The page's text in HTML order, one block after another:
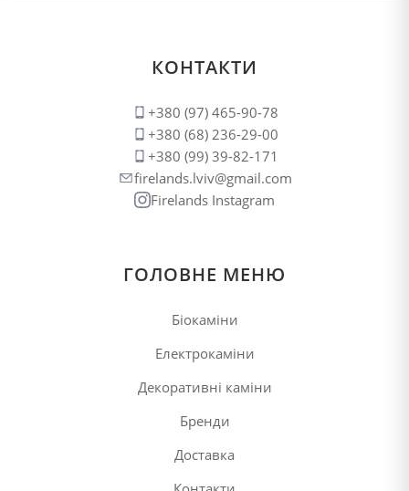
КОНТАКТИ
+380 (97) 465-90-78
+380 (68) 236-29-00
+380 (99) 39-82-171
firelands.lviv@gmail.com
Firelands Instagram
ГОЛОВНЕ МЕНЮ
Біокаміни
Електрокаміни
Декоративні каміни
Бренди
Доставка